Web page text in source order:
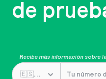
de
Recibe más información sobre